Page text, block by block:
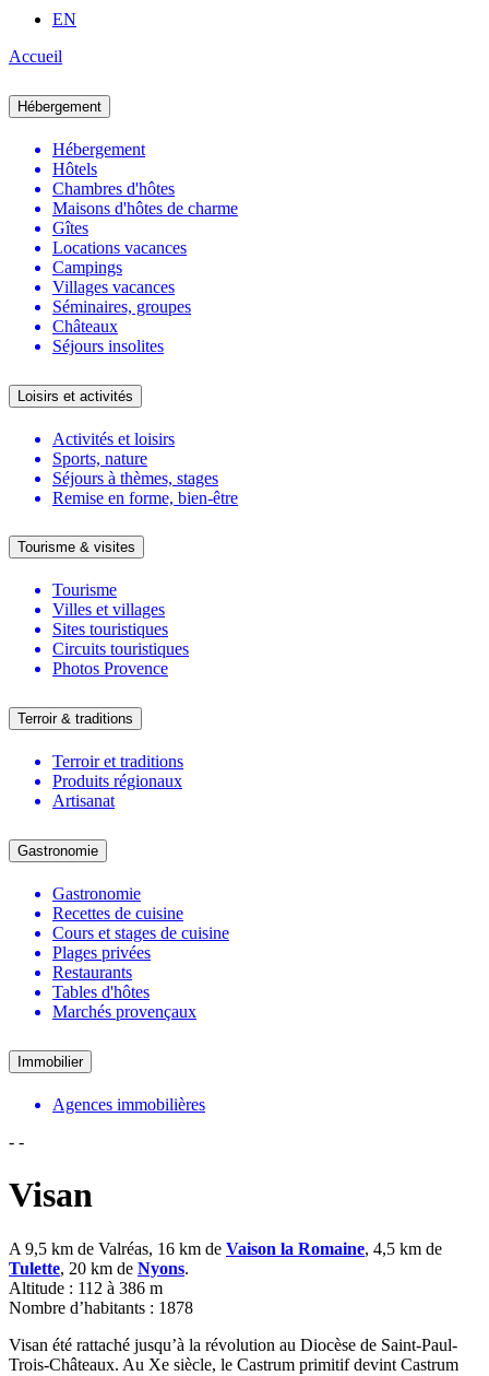
EN
Accueil
Hébergement
Hébergement
Hôtels
Chambres d'hôtes
Maisons d'hôtes de charme
Gîtes
Locations vacances
Campings
Villages vacances
Séminaires, groupes
Châteaux
Séjours insolites
Loisirs et activités
Activités et loisirs
Sports, nature
Séjours à thèmes, stages
Remise en forme, bien-être
Tourisme & visites
Tourisme
Villes et villages
Sites touristiques
Circuits touristiques
Photos Provence
Terroir & traditions
Terroir et traditions
Produits régionaux
Artisanat
Gastronomie
Gastronomie
Recettes de cuisine
Cours et stages de cuisine
Plages privées
Restaurants
Tables d'hôtes
Marchés provençaux
Immobilier
Agences immobilières
- -
Visan
A 9,5 km de Valréas, 16 km de Vaison la Romaine, 4,5 km de
Tulette, 20 km de Nyons.
Altitude : 112 à 386 m
Nombre d’habitants : 1878
Visan été rattaché jusqu’à la révolution au Diocèse de Saint-Paul-
Trois-Châteaux. Au Xe siècle, le Castrum primitif devint Castrum